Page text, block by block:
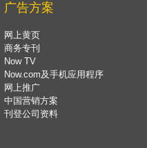
广告方案
网上黄页
商务专刊
Now TV
Now.com及手机应用程序
网上推广
中国营销方案
刊登公司资料